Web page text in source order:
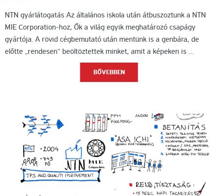
NTN gyárlátogatás Az általános iskola után átbuszoztunk a NTN
MIE Corporation-hoz, Ők a világ egyik meghatározó csapágy
gyártója. A rövid cégbemutató után mentünk is a genbára, de
előtte „rendesen” beöltöztettek minket, amit a képeken is …
BŐVEBBEN